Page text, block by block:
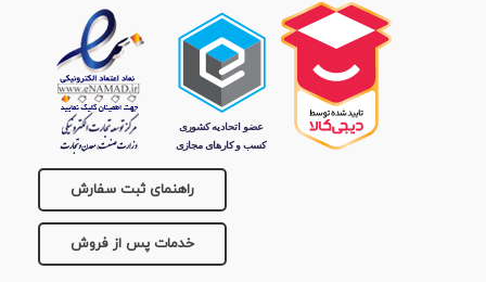
راهنمای ثبت سفارش
خدمات پس از فروش